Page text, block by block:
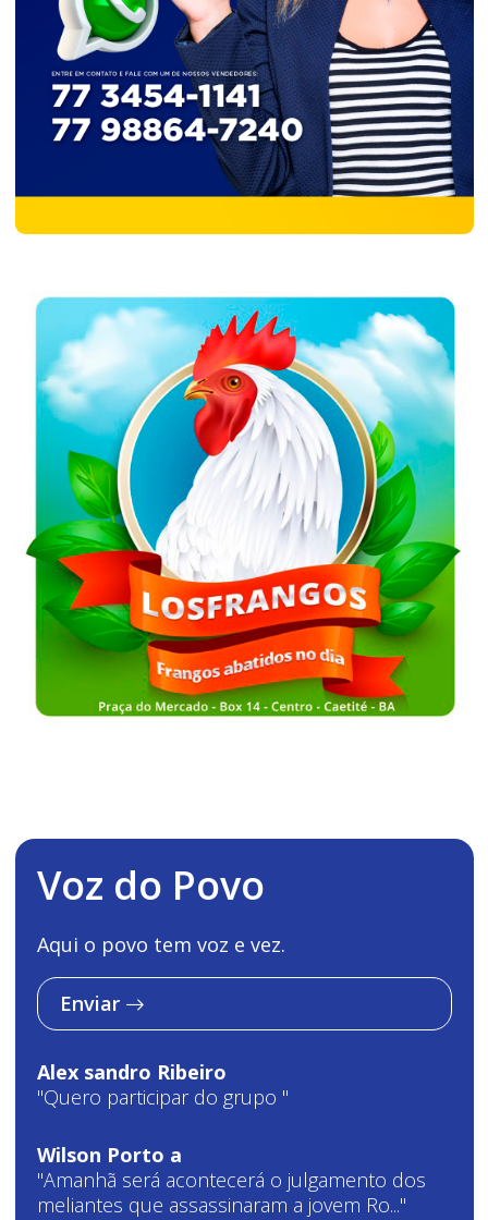
Voz do Povo
Aqui o povo tem voz e vez.
Enviar
Alex sandro Ribeiro
"Quero participar do grupo "
Wilson Porto a
"Amanhã será acontecerá o julgamento dos
meliantes que assassinaram a jovem Ro..."